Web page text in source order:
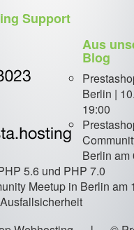
Support
Aus
Blog
Berlin |
19:00
Berlin am
5.6 und PHP 7.0
Meetup in Berlin am